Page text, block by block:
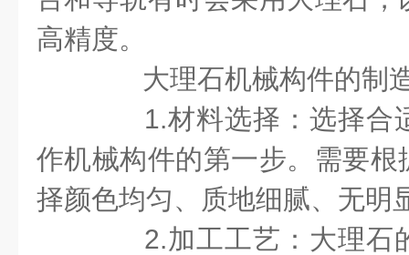
高精度。
大理石机械构件的制
1.材料选择：选择合
作机械构件的第一步。需要
择颜色均匀、质地细腻、无明
2.加工工艺：大理石